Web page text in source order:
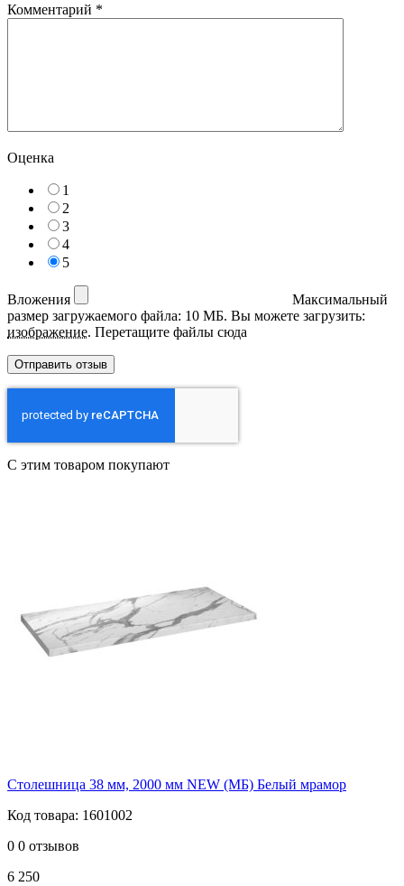
Комментарий *
Оценка
1
2
3
4
5
Вложения
Максимальный
размер загружаемого файла: 10 МБ. Вы можете загрузить:
изображение. Перетащите файлы сюда
С этим товаром покупают
Столешница 38 мм, 2000 мм NEW (МБ) Белый мрамор
Код товара: 1601002
0 0 отзывов
6 250